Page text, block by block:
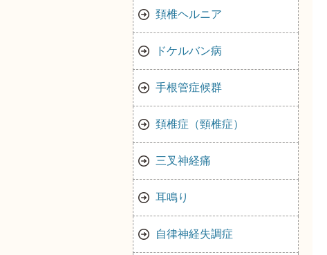
頚椎ヘルニア
ドケルバン病
手根管症候群
頚椎症（頸椎症）
三叉神経痛
耳鳴り
自律神経失調症